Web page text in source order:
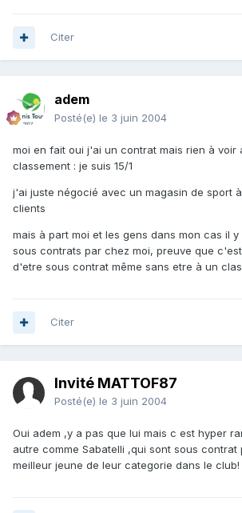
Citer
adem
Posté(e) le 3 juin 2004
moi en fait oui j'ai un contrat mais rien à voir
classement : je suis 15/1
j'ai juste négocié avec un magasin de sport
clients
mais à part moi et les gens dans mon cas il y
sous contrats par chez moi, preuve que
d'etre sous contrat même sans etre à un
Citer
Invité MATTOF87
Posté(e) le 3 juin 2004
Oui adem ,y a pas que lui mais c est hyper
autre comme Sabatelli ,qui sont sous contrat
meilleur jeune de leur categorie dans le club!